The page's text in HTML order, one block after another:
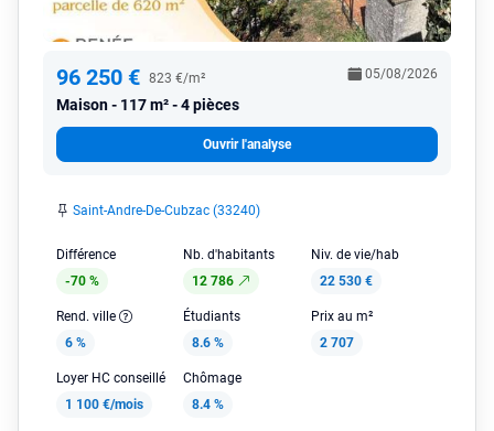
96 250 € 823 €/m²
Maison 117 m² - 4 pièces
05/08/2026
Ouvrir l'analyse
Saint-Andre-De-Cubzac (33240)
Différence
-70 %
Nb. d'habitants
12 786
Niv. de vie/hab
22 530 €
Rend. ville
6 %
Étudiants
8.6 %
Prix au m²
2 707
Loyer HC conseillé
1 100 €/mois
Chômage
8.4 %